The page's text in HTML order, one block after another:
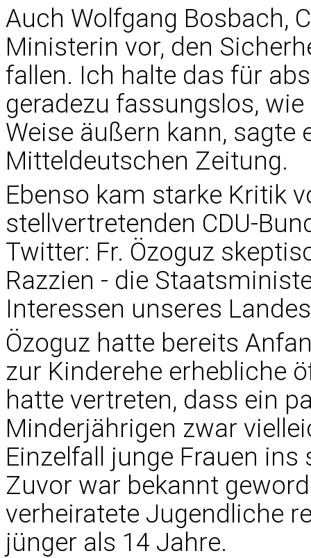
Auch Wolfgang Bosbach,
Ministerin vor, den
fallen. Ich halte das für
geradezu fassungslos,
Weise äußern kann,
Mitteldeutschen Zeitung.
Ebenso kam starke Kritik
stellvertretenden CDU-
Twitter: Fr. Özoguz
Razzien - die
Interessen unseres
Özoguz hatte bereits
zur Kinderehe erhebliche
hatte vertreten, dass ein
Minderjährigen zwar
Einzelfall junge Frauen ins
Zuvor war bekannt
verheiratete Jugendliche
jünger als 14 Jahre.